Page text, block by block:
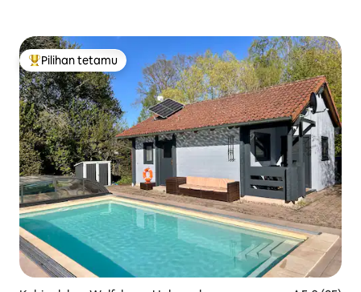
Pilihan utama tetamu
Pilihan tetamu